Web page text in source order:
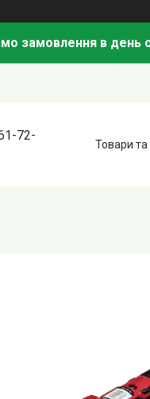
замовлення в день
72-
Товари та